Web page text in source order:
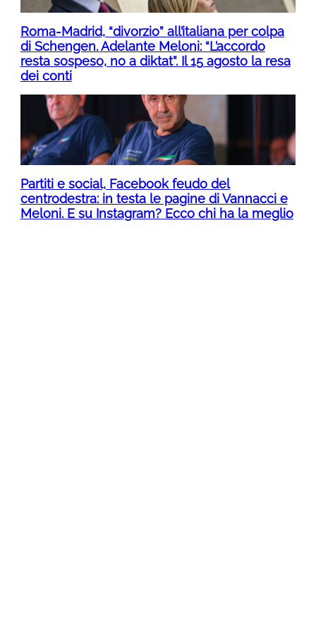
Roma-Madrid, “divorzio” all’italiana per colpa
di Schengen. Adelante Meloni: “L’accordo
resta sospeso, no a diktat”. Il 15 agosto la resa
dei conti
Partiti e social, Facebook feudo del
centrodestra: in testa le pagine di Vannacci e
Meloni. E su Instagram? Ecco chi ha la meglio